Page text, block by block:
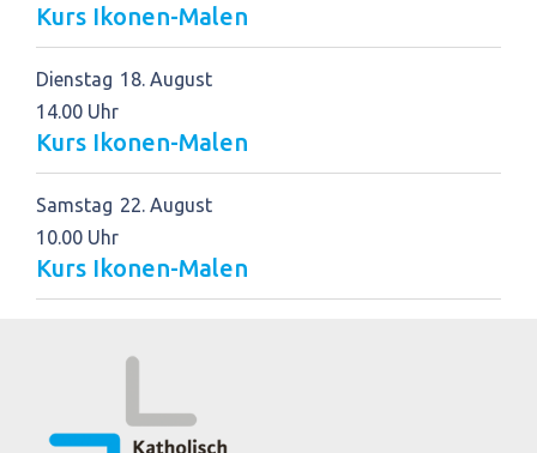
Kurs Ikonen-Malen
Dienstag 18 August
14.00 Uhr
Kurs Ikonen-Malen
Samstag 22 August
10.00 Uhr
Kurs Ikonen-Malen